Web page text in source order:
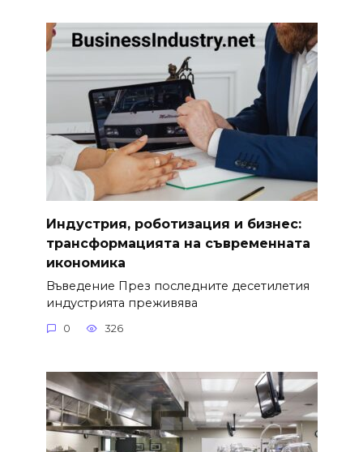
Индустрия, роботизация и бизнес:
трансформацията на съвременната
икономика
Въведение През последните десетилетия
индустрията преживява
0 326